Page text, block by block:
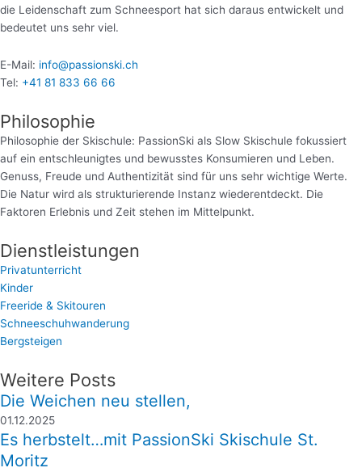
die Leidenschaft zum Schneesport hat sich daraus entwickelt und
bedeutet uns sehr viel.
E-Mail: info@passionski.ch
Tel: +41 81 833 66 66
Philosophie
Philosophie der Skischule: PassionSki als Slow Skischule fokussiert
auf ein entschleunigtes und bewusstes Konsumieren und Leben.
Genuss, Freude und Authentizität sind für uns sehr wichtige Werte.
Die Natur wird als strukturierende Instanz wiederentdeckt. Die
Faktoren Erlebnis und Zeit stehen im Mittelpunkt.
Dienstleistungen
Privatunterricht
Kinder
Freeride & Skitouren
Schneeschuhwanderung
Bergsteigen
Weitere Posts
Die Weichen neu stellen,
01.12.2025
Es herbstelt…mit PassionSki Skischule St.
Moritz